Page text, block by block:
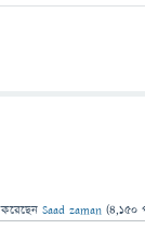
করেছেন Saad zaman (4,150